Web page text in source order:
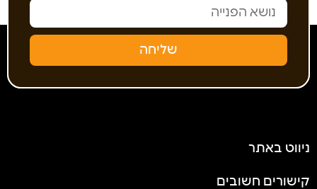
שליחה
ניווט באתר
קישורים חשובים